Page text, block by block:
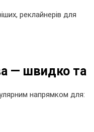
реклайнерів для
— швидко та
напрямком для: